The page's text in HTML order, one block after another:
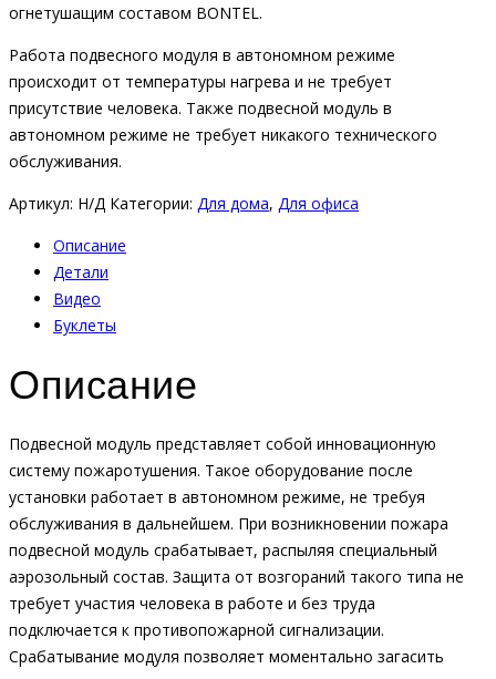
огнетушащим составом BONTEL.
Работа подвесного модуля в автономном режиме
происходит от температуры нагрева и не требует
присутствие человека. Также подвесной модуль в
автономном режиме не требует никакого технического
обслуживания.
Артикул: Н/Д Категории: Для дома, Для офиса
Описание
Детали
Видео
Буклеты
Описание
Подвесной модуль представляет собой инновационную
систему пожаротушения. Такое оборудование после
установки работает в автономном режиме, не требуя
обслуживания в дальнейшем. При возникновении пожара
подвесной модуль срабатывает, распыляя специальный
аэрозольный состав. Защита от возгораний такого типа не
требует участия человека в работе и без труда
подключается к противопожарной сигнализации.
Срабатывание модуля позволяет моментально загасить